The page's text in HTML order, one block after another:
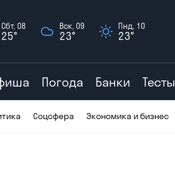
Сбт, 08
25°
Вск, 09
23°
Пнд, 10
23°
Погода Банки Тесты
Соцсфера Экономика и бизнес